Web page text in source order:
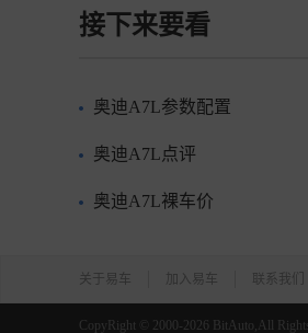
接下来要看
奥迪A7L参数配置
奥迪A7L点评
奥迪A7L裸车价
关于易车 加入易车 联系我们
CopyRight © 2000-2026 BitAuto,All